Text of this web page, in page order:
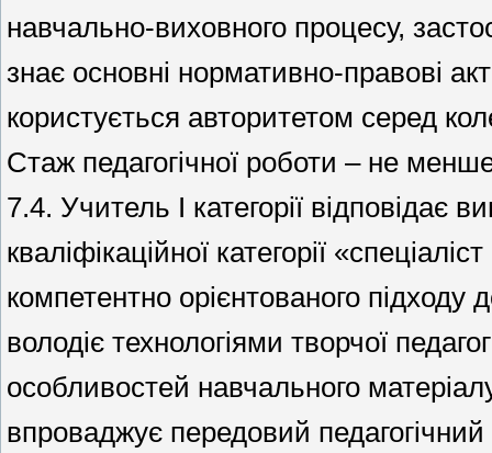
навчально-виховного процесу,
знає основні нормативно-правові
користується авторитетом серед
Стаж педагогічної роботи – не
7.4. Учитель І категорії відповідає
кваліфікаційної категорії
компетентно орієнтованого підходу
володіє технологіями творчої
особливостей навчального
впроваджує передовий педагогічний